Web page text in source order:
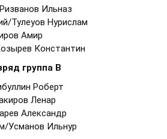
Ильназ
Тулеуов Нурислам
Амир
Константин
группа В
Роберт
Ленар
Александр
Усманов Ильнур